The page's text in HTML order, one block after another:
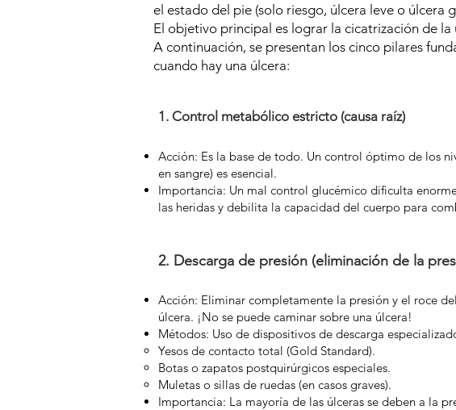
el estado del pie (solo riesgo, úlcera leve o úlcera
El objetivo principal es lograr la cicatrización de
A continuación, se presentan los cinco pilares
cuando hay una úlcera:
1. Control metabólico estricto (causa raíz)
Acción: Es la base de todo. Un control óptimo de los
en sangre) es esencial.
Importancia: Un mal control glucémico dificulta
las heridas y debilita la capacidad del cuerpo para
2. Descarga de presión (eliminación de la
Acción: Eliminar completamente la presión y el roce
úlcera. ¡No se puede caminar sobre una úlcera!
Métodos: Uso de dispositivos de descarga
Yesos de contacto total (Gold Standard).
Botas o zapatos postquirúrgicos especiales.
Muletas o sillas de ruedas (en casos graves).
Importancia: La mayoría de las úlceras se deben a la